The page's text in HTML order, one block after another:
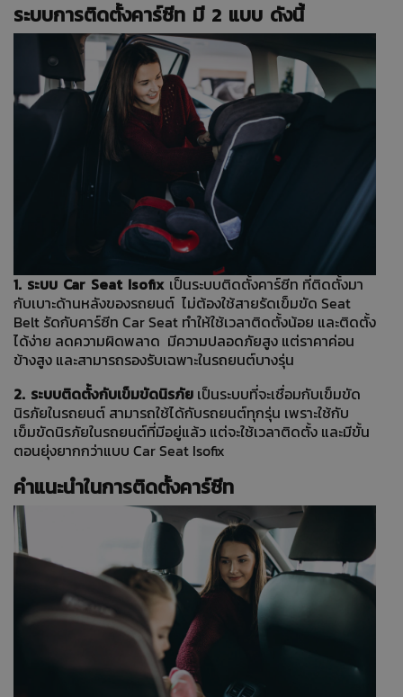
ระบบการติดตั้งคาร์ซีท มี 2 แบบ ดังนี้
1. ระบบ Car Seat Isofix เป็นระบบติดตั้งคาร์ซีท ที่ติดตั้งมา
กับเบาะด้านหลังของรถยนต์ ไม่ต้องใช้สายรัดเข็มขัด Seat
Belt รัดกับคาร์ซีท Car Seat ทำให้ใช้เวลาติดตั้งน้อย และติดตั้ง
ได้ง่าย ลดความผิดพลาด มีความปลอดภัยสูง แต่ราคาค่อน
ข้างสูง และสามารถรองรับเฉพาะในรถยนต์บางรุ่น
2. ระบบติดตั้งกับเข็มขัดนิรภัย เป็นระบบที่จะเชื่อมกับเข็มขัด
นิรภัยในรถยนต์ สามารถใช้ได้กับรถยนต์ทุกรุ่น เพราะใช้กับ
เข็มขัดนิรภัยในรถยนต์ที่มีอยู่แล้ว แต่จะใช้เวลาติดตั้ง และมีขั้น
ตอนยุ่งยากกว่าแบบ Car Seat Isofix
คำแนะนำในการติดตั้งคาร์ซีท